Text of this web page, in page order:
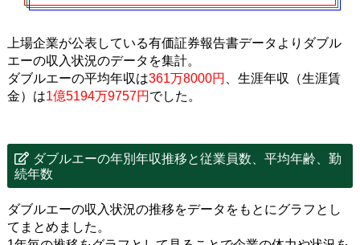
上場企業が公表している有価証券報告書データよりダブル
エーの収入状況のデータを集計。
ダブルエーの平均年収は361万8000円
、生涯年収（生涯賃
金）は1億5194万9757円 でした。
ダブルエーの年別年収推移と従業員数、平均年齢、勤
続年数
ダブルエーの収入状況の推移をデータをもとにグラフとし
てまとめました。